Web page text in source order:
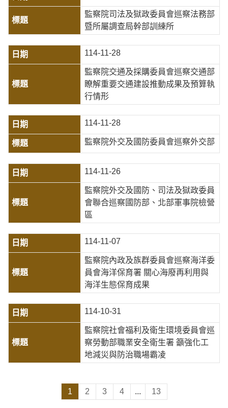
監察院司法及獄政委員會巡察法務部
暨所屬調查局幹部訓練所
114-11-28
監察院交通及採購委員會巡察交通部
瞭解重要交通建設推動成果及預算執
行情形
114-11-28
監察院外交及國防委員會巡察外交部
114-11-26
監察院外交及國防、司法及獄政委員
會聯合巡察國防部、北部軍事院檢營
區
114-11-07
監察院內政及族群委員會巡察海洋委
員會海洋保育署 關心海廢再利用與
海洋生態保育成果
114-10-31
監察院社會福利及衛生環境委員會巡
察勞動部職業安全衛生署 籲強化工
地減災與防治職場霸凌
1 2 3 4 ... 13